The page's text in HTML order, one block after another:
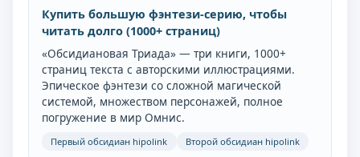
Купить большую фэнтези-серию, чтобы
читать долго (1000+ страниц)
«Обсидиановая Триада» — три книги, 1000+
страниц текста с авторскими иллюстрациями.
Эпическое фэнтези со сложной магической
системой, множеством персонажей, полное
погружение в мир Омнис.
Первый обсидиан hipolink Второй обсидиан hipolink